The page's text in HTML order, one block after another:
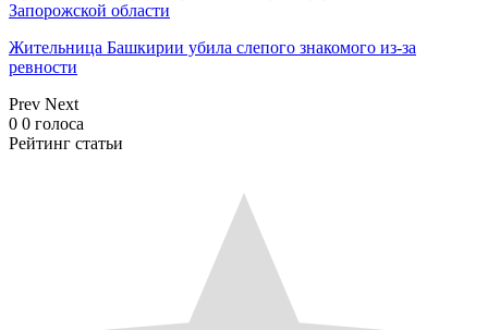
Запорожской области
Жительница Башкирии убила слепого знакомого из-за
ревности
Prev Next
0 0 голоса
Рейтинг статьи